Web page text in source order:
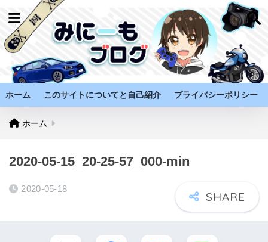
ホーム このサイトについてと自己紹介 プライバシーポリシー
ホーム
2020-05-15_20-25-57_000-min
2020-05-18